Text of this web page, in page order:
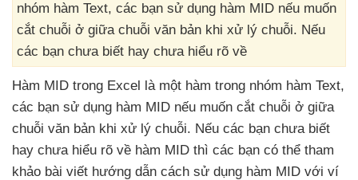
nhóm hàm Text, các bạn sử dụng hàm MID nếu muốn
cắt chuỗi ở giữa chuỗi văn bản khi xử lý chuỗi. Nếu
các bạn chưa biết hay chưa hiểu rõ về
Hàm MID trong Excel là một hàm trong nhóm hàm Text,
các bạn sử dụng hàm MID nếu muốn cắt chuỗi ở giữa
chuỗi văn bản khi xử lý chuỗi. Nếu các bạn chưa biết
hay chưa hiểu rõ về hàm MID thì các bạn có thể tham
khảo bài viết hướng dẫn cách sử dụng hàm MID với ví